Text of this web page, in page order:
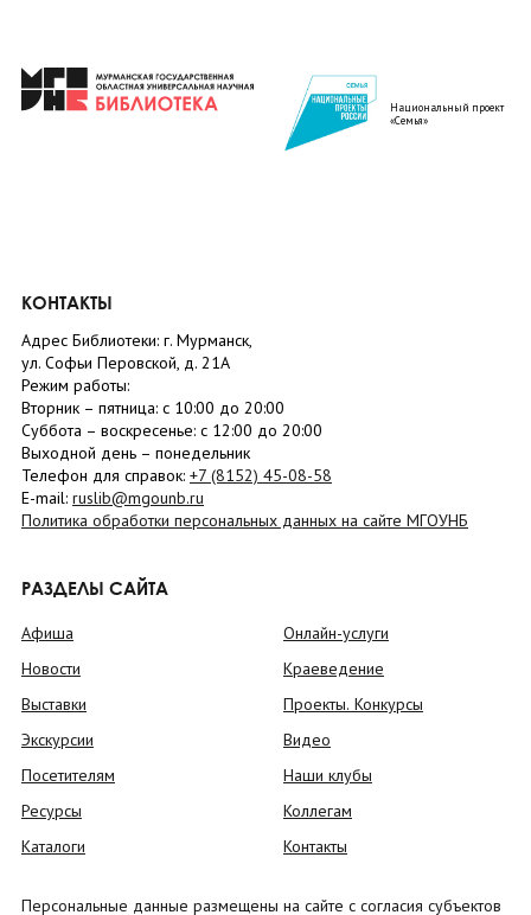
Национальный проект
«Семья»
КОНТАКТЫ
Адрес Библиотеки: г. Мурманск,
ул. Софьи Перовской, д. 21А
Режим работы:
Вторник – пятница: с 10:00 до 20:00
Суббота – воскресенье: c 12:00 до 20:00
Выходной день – понедельник
Телефон для справок: +7 (8152) 45-08-58
E-mail: ruslib@mgounb.ru
Политика обработки персональных данных на сайте МГОУНБ
РАЗДЕЛЫ САЙТА
Афиша
Новости
Выставки
Экскурсии
Посетителям
Ресурсы
Каталоги
Онлайн-услуги
Краеведение
Проекты. Конкурсы
Видео
Наши клубы
Коллегам
Контакты
Персональные данные размещены на сайте с согласия субъектов